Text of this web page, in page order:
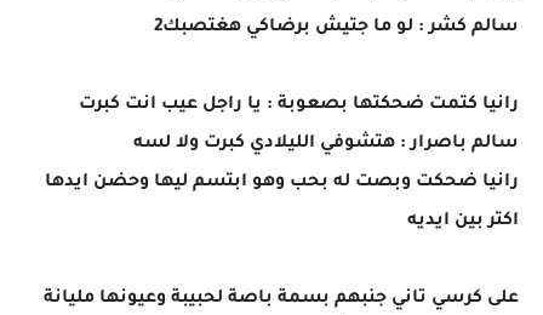
سالم كشر : لو ما جتيش برضاكي هغتصبك2
رانيا كتمت ضحكتها بصعوبة : يا راجل عيب انت كبرت
سالم باصرار : هتشوفي الليلادي كبرت ولا لسه
رانيا ضحكت وبصت له بحب وهو ابتسم ليها وحضن ايدها
اكتر بين ايديه
على كرسي تاني جنبهم بسمة باصة لحبيبة وعيونها مليانة